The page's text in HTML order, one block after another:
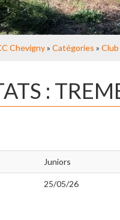
Chevigny» Catégories » Club
:
Juniors
25/05/26